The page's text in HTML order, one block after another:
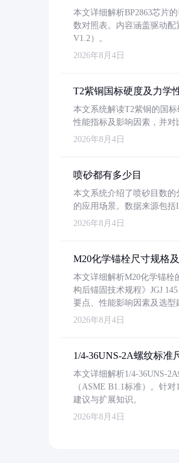
本文详细解析BP2863芯片
数对照表。内容涵盖驱动
V1.2）。
2026年8月4日
T2紫铜国标硬度及力学
本文系统解读T2紫铜的国
性能指标及影响因素，并对
2026年8月4日
喷砂都有多少目
本文系统介绍了喷砂目数的
的应用场景。数据来源包括
2026年8月4日
M20化学锚栓尺寸规格
本文详细解析M20化学锚
构后锚固技术规程》JGJ
要点、性能影响因素及选型
2026年8月4日
1/4-36UNS-2A螺纹标准
本文详细解析1/4-36UNS-
（ASME B1.1标准）。针
建议与扩展知识。
2026年8月4日